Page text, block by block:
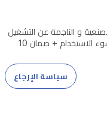
و الناجمة عن التشغيل
على جميع مواد الشركة عدا الناجمة عن سوء الاستخدام + ضمان 10
سياسة الإرجاع